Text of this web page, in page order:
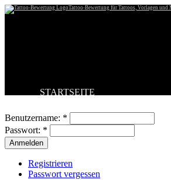
Tattoo-Bewertung für Tattoos, Vorlagen und
STARTSEITE
BESTE TATTOOS
NEUESTE TATTOOS
KOMMENTARE
FORUM
Benutzername: *
Passwort: *
Registrieren
Passwort vergessen